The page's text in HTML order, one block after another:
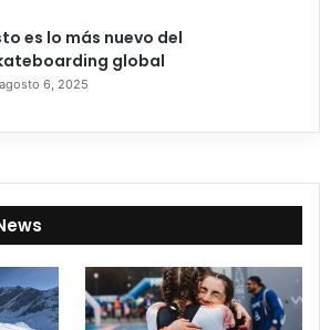
es lo más nuevo del
global
agosto 6, 2025